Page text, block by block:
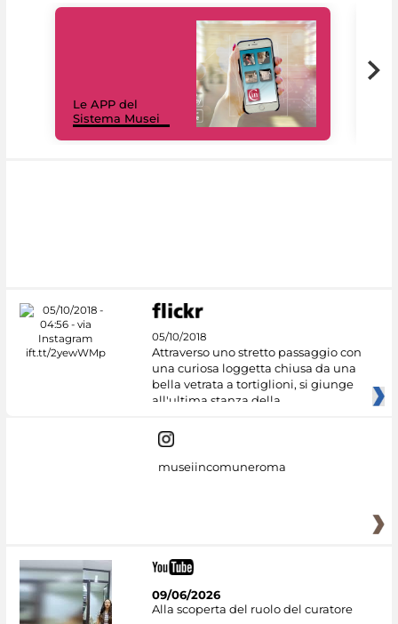
Le APP del
Sistema Musei
05/10/2018
Attraverso uno stretto passaggio con
una curiosa loggetta chiusa da una
bella vetrata a tortiglioni, si giunge
all'ultima stanza della
museiincomuneroma
09/06/2026
Alla scoperta del ruolo del curatore